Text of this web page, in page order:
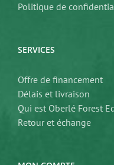
Politique de
SERVICES
Offre de financement
Délais et livraison
Qui est Oberlé Forest
Retour et échange